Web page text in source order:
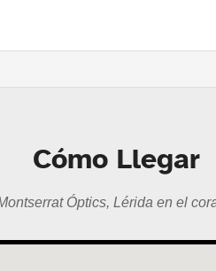
Cómo Llegar
Óptics, Lérida en el